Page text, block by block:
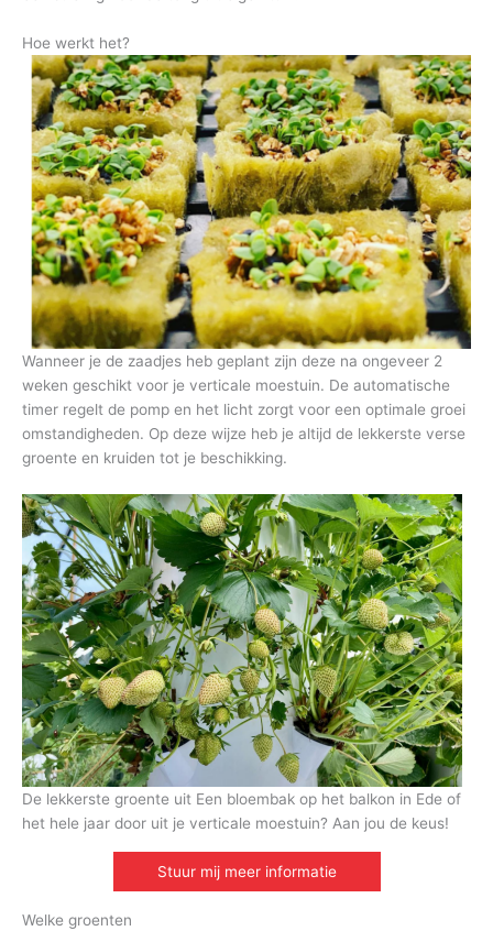
Hoe werkt het?
Wanneer je de zaadjes heb geplant zijn deze na ongeveer 2
weken geschikt voor je verticale moestuin. De automatische
timer regelt de pomp en het licht zorgt voor een optimale groei
omstandigheden. Op deze wijze heb je altijd de lekkerste verse
groente en kruiden tot je beschikking.
De lekkerste groente uit Een bloembak op het balkon in Ede of
het hele jaar door uit je verticale moestuin? Aan jou de keus!
Stuur mij meer informatie
Welke groenten